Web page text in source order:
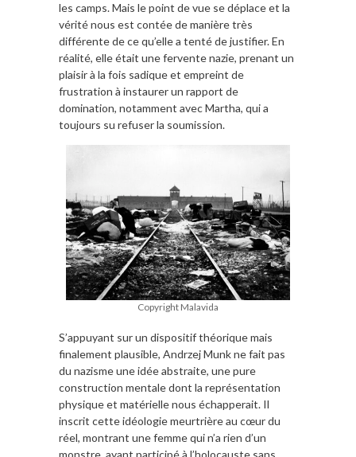
les camps. Mais le point de vue se déplace et la
vérité nous est contée de manière très
différente de ce qu’elle a tenté de justifier. En
réalité, elle était une fervente nazie, prenant un
plaisir à la fois sadique et empreint de
frustration à instaurer un rapport de
domination, notamment avec Martha, qui a
toujours su refuser la soumission.
Copyright Malavida
S’appuyant sur un dispositif théorique mais
finalement plausible, Andrzej Munk ne fait pas
du nazisme une idée abstraite, une pure
construction mentale dont la représentation
physique et matérielle nous échapperait. Il
inscrit cette idéologie meurtrière au cœur du
réel, montrant une femme qui n’a rien d’un
monstre, ayant participé à l’holocauste sans